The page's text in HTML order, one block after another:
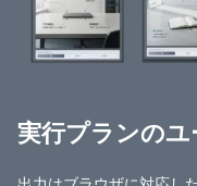
実行プランのユ